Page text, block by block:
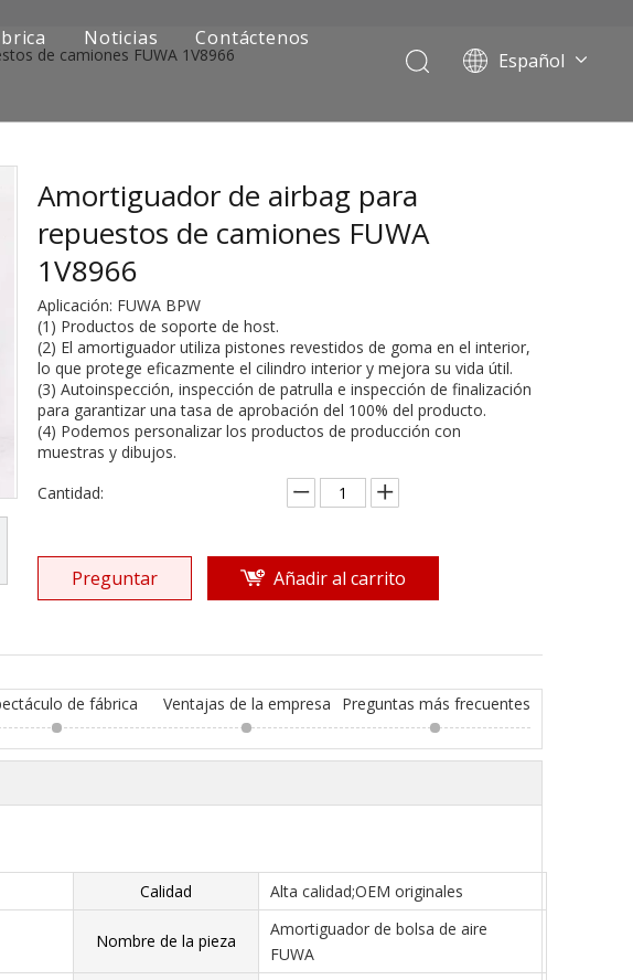
de ingeniería de camiones mineros
Noticias
Contáctenos
Español
Pусский
de camiones FUWA 1V8966
Amortiguador de airbag para
repuestos de camiones FUWA
1V8966
Aplicación: FUWA BPW
(1) Productos de soporte de host.
(2) El amortiguador utiliza pistones revestidos de goma en el interior,
lo que protege eficazmente el cilindro interior y mejora su vida útil.
(3) Autoinspección, inspección de patrulla e inspección de finalización
para garantizar una tasa de aprobación del 100% del producto.
(4) Podemos personalizar los productos de producción con
muestras y dibujos.
Cantidad:
Preguntar Añadir al carrito
de fábrica Ventajas de la empresa Preguntas más frecuentes
Calidad Alta calidad;OEM originales
Nombre de la pieza
Amortiguador de bolsa de aire
FUWA